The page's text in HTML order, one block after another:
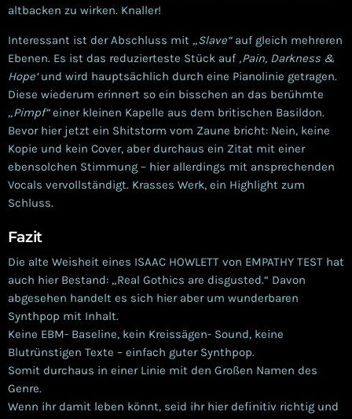
altbacken zu wirken. Knaller!
Interessant ist der Abschluss mit „Slave“auf gleich mehreren
Ebenen. Es ist das reduzierteste Stück auf ‚Pain, Darkness &
Hope‘und wird hauptsächlich durch eine Pianolinie getragen.
Diese wiederum erinnert so ein bisschen an das berühmte
„Pimpf“einer kleinen Kapelle aus dem britischen Basildon.
Bevor hier jetzt ein Shitstorm vom Zaune bricht: Nein, keine
Kopie und kein Cover, aber durchaus ein Zitat mit einer
ebensolchen Stimmung – hier allerdings mit ansprechenden
Vocals vervollständigt. Krasses Werk, ein Highlight zum
Schluss.
Fazit
Die alte Weisheit eines ISAAC HOWLETT von EMPATHY TEST hat
auch hier Bestand: „Real Gothics are disgusted.“ Davon
abgesehen handelt es sich hier aber um wunderbaren
Synthpop mit Inhalt.
Keine EBM- Baseline, kein Kreissägen- Sound, keine
Blutrünstigen Texte – einfach guter Synthpop.
Somit durchaus in einer Linie mit den Großen Namen des
Genre.
Wenn ihr damit leben könnt, seid ihr hier definitiv richtig und